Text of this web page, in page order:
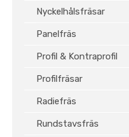
Nyckelhålsfräsar
Panelfräs
Profil & Kontraprofil
Profilfräsar
Radiefräs
Rundstavsfräs